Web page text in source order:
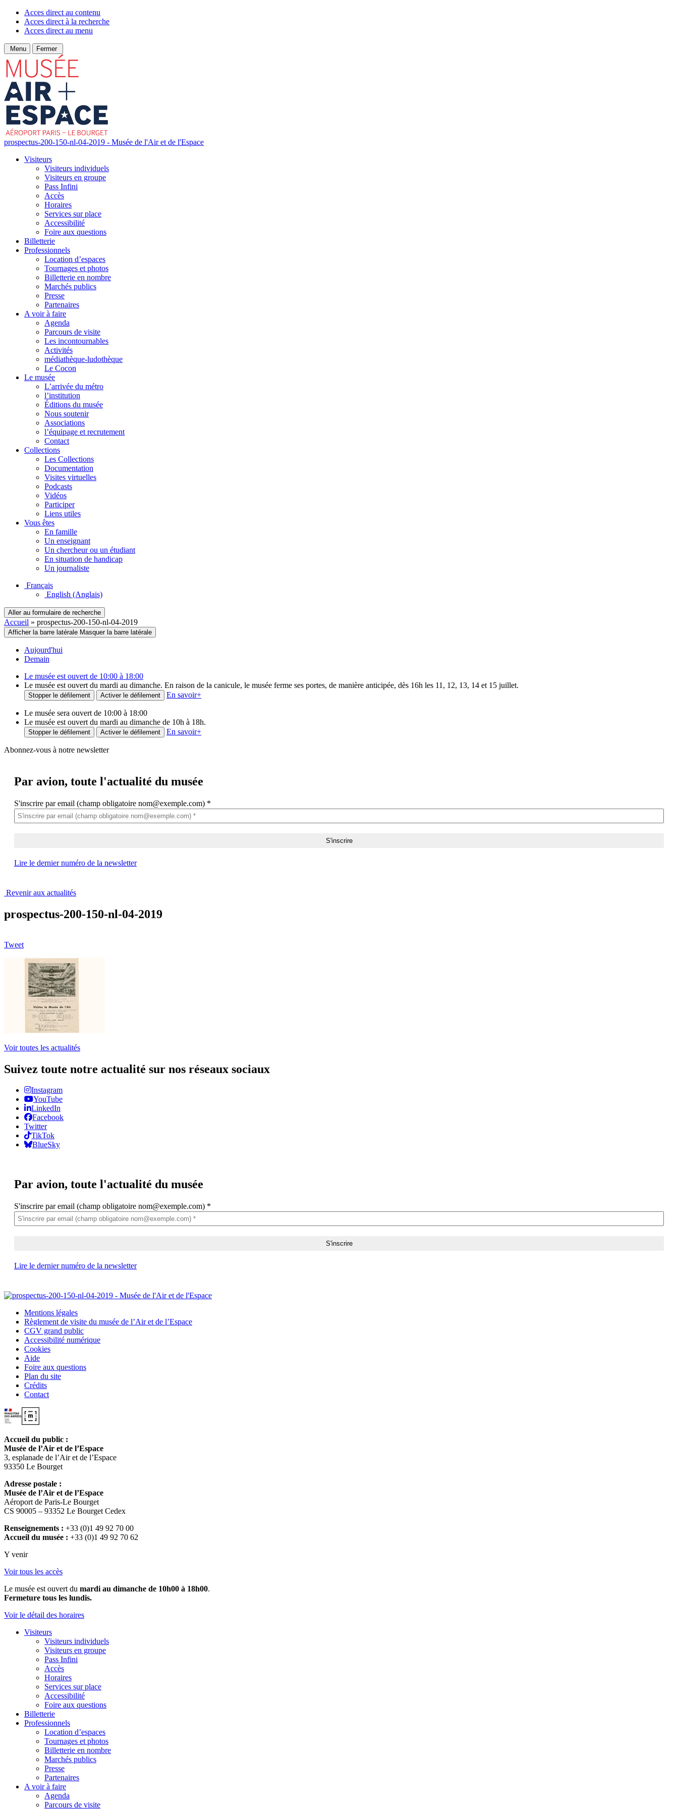
Acces direct au contenu
Acces direct à la recherche
Acces direct au menu
Menu Fermer
prospectus-200-150-nl-04-2019 - Musée de l'Air et de l'Espace
Visiteurs
Visiteurs individuels
Visiteurs en groupe
Pass Infini
Accès
Horaires
Services sur place
Accessibilité
Foire aux questions
Billetterie
Professionnels
Location d’espaces
Tournages et photos
Billetterie en nombre
Marchés publics
Presse
Partenaires
A voir à faire
Agenda
Parcours de visite
Les incontournables
Activités
médiathèque-ludothèque
Le Cocon
Le musée
L’arrivée du métro
l’institution
Éditions du musée
Nous soutenir
Associations
l’équipage et recrutement
Contact
Collections
Les Collections
Documentation
Visites virtuelles
Podcasts
Vidéos
Participer
Liens utiles
Vous êtes
En famille
Un enseignant
Un chercheur ou un étudiant
En situation de handicap
Un journaliste
Français
English (Anglais)
Aller au formulaire de recherche
Accueil » prospectus-200-150-nl-04-2019
Afficher la barre latérale Masquer la barre latérale
Aujourd'hui
Demain
Le musée est ouvert de 10:00 à 18:00
Le musée est ouvert du mardi au dimanche. En raison de la canicule, le musée ferme ses portes, de manière anticipée, dès 16h les 11, 12, 13, 14 et 15 juillet.
Stopper le défilement Activer le défilement En savoir+
Le musée sera ouvert de 10:00 à 18:00
Le musée est ouvert du mardi au dimanche de 10h à 18h.
Stopper le défilement Activer le défilement En savoir+
Abonnez-vous à notre newsletter
Par avion, toute l'actualité du musée
S'inscrire par email (champ obligatoire nom@exemple.com) *
Lire le dernier numéro de la newsletter
Revenir aux actualités
prospectus-200-150-nl-04-2019
Tweet
Voir toutes les actualités
Suivez toute notre actualité sur nos réseaux sociaux
Instagram
YouTube
LinkedIn
Facebook
Twitter
TikTok
BlueSky
Par avion, toute l'actualité du musée
S'inscrire par email (champ obligatoire nom@exemple.com) *
Lire le dernier numéro de la newsletter
Mentions légales
Règlement de visite du musée de l’Air et de l’Espace
CGV grand public
Accessibilité numérique
Cookies
Aide
Foire aux questions
Plan du site
Crédits
Contact
Accueil du public :
Musée de l’Air et de l’Espace
3, esplanade de l’Air et de l’Espace
93350 Le Bourget
Adresse postale :
Musée de l’Air et de l’Espace
Aéroport de Paris-Le Bourget
CS 90005 – 93352 Le Bourget Cedex
Renseignements : +33 (0)1 49 92 70 00
Accueil du musée : +33 (0)1 49 92 70 62
Y venir
Voir tous les accès
Le musée est ouvert du mardi au dimanche de 10h00 à 18h00.
Fermeture tous les lundis.
Voir le détail des horaires
Visiteurs
Visiteurs individuels
Visiteurs en groupe
Pass Infini
Accès
Horaires
Services sur place
Accessibilité
Foire aux questions
Billetterie
Professionnels
Location d’espaces
Tournages et photos
Billetterie en nombre
Marchés publics
Presse
Partenaires
A voir à faire
Agenda
Parcours de visite